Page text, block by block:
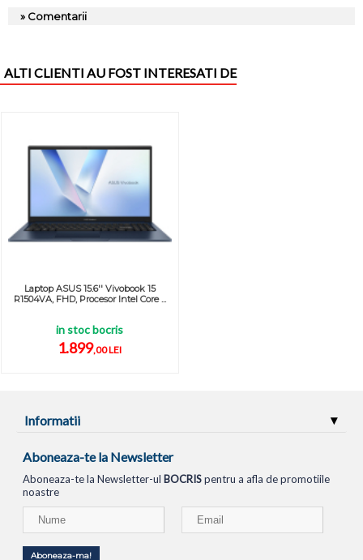
» Comentarii
ALTI CLIENTI AU FOST INTERESATI DE
Laptop ASUS 15.6'' Vivobook 15
R1504VA, FHD, Procesor Intel Core ...
in stoc bocris
1.899,00 LEI
Informatii
Aboneaza-te la Newsletter
Aboneaza-te la Newsletter-ul BOCRISpentru a afla de promotiile
noastre
Aboneaza-ma!